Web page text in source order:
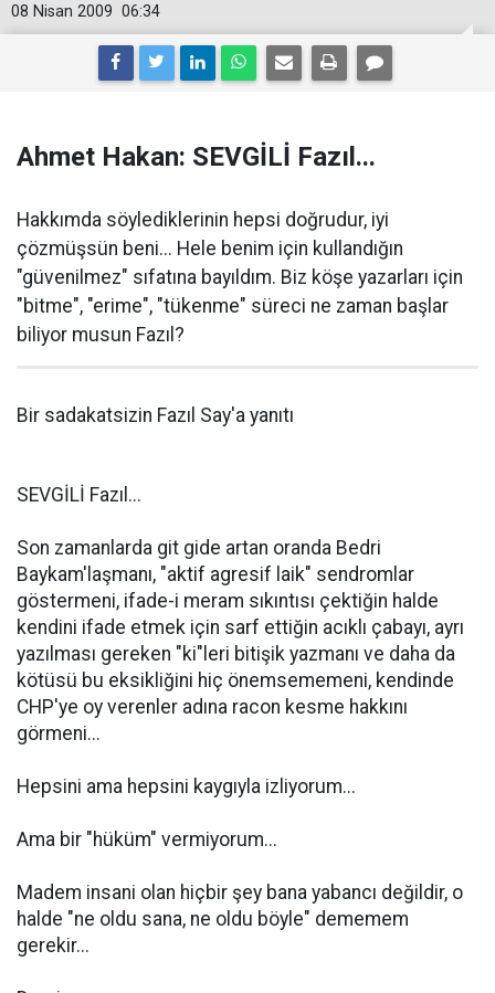
06:34
08 Nisan 2009
Ahmet Hakan: SEVGİLİ Fazıl...
Hakkımda söylediklerinin hepsi doğrudur, iyi
çözmüşsün beni... Hele benim için kullandığın
"güvenilmez" sıfatına bayıldım. Biz köşe yazarları için
"bitme", "erime", "tükenme" süreci ne zaman başlar
biliyor musun Fazıl?
Bir sadakatsizin Fazıl Say'a yanıtı
SEVGİLİ Fazıl...
Son zamanlarda git gide artan oranda Bedri
Baykam'laşmanı, "aktif agresif laik" sendromlar
göstermeni, ifade-i meram sıkıntısı çektiğin halde
kendini ifade etmek için sarf ettiğin acıklı çabayı, ayrı
yazılması gereken "ki"leri bitişik yazmanı ve daha da
kötüsü bu eksikliğini hiç önemsememeni, kendinde
CHP'ye oy verenler adına racon kesme hakkını
görmeni...
Hepsini ama hepsini kaygıyla izliyorum...
Ama bir "hüküm" vermiyorum...
Madem insani olan hiçbir şey bana yabancı değildir, o
halde "ne oldu sana, ne oldu böyle" dememem
gerekir...